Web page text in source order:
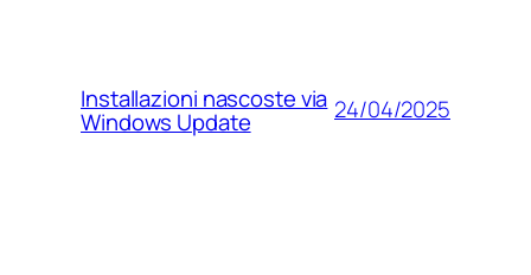
Installazioni nascoste via
Windows Update 24/04/2025